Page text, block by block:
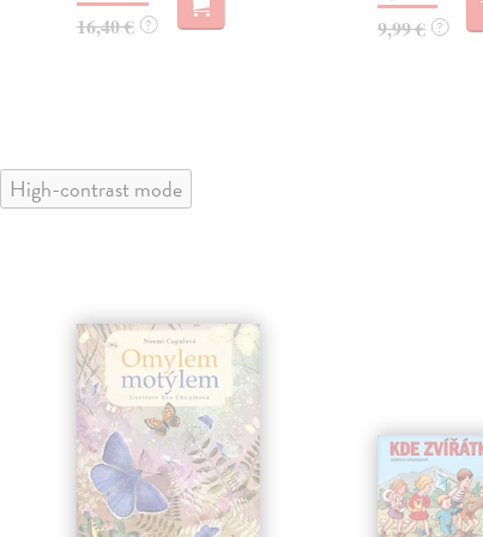
16,40 € ? 9,99 € ?
High-contrast mode